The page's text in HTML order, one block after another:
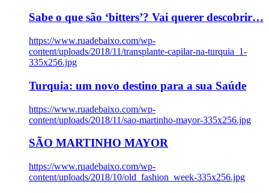
Sabe o que são ‘bitters’? Vai querer descobrir…
https://www.ruadebaixo.com/wp-
content/uploads/2018/11/transplante-capilar-na-turquia_1-
335x256.jpg
Turquia: um novo destino para a sua Saúde
https://www.ruadebaixo.com/wp-
content/uploads/2018/11/sao-martinho-mayor-335x256.jpg
SÃO MARTINHO MAYOR
https://www.ruadebaixo.com/wp-
content/uploads/2018/10/old_fashion_week-335x256.jpg